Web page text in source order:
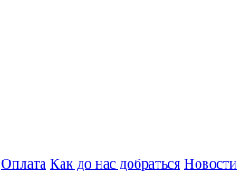
Оплата Как до нас добраться Новости